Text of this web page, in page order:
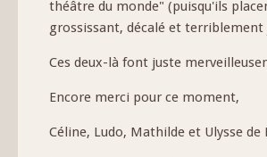
théâtre du monde" (puisqu'ils
grossissant, décalé et
Ces deux-là font juste
Encore merci pour ce moment,
Céline, Ludo, Mathilde et Ulysse de